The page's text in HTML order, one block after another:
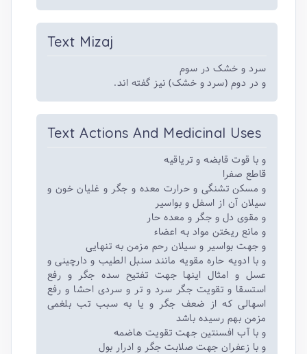
Text Mizaj
سرد و خشک در سوم
و در دوم (سرد و خشک) نیز گفته اند.
Text Actions And Medicinal Uses
و با قوت قابضه و تریاقیه
قاطع صفرا
و مسکن تشنگی و حرارت معده و جگر و غلیان خون و
سیلان آن از اسفل و بواسیر
و مقوی دل و جگر و معده حار
و مانع ریختن مواد به اعضاء
و جهت بواسیر و سیلان رحم مزمن به تنهایی
و با ادویه حاره مقویه مانند سنبل الطیب و دارچینی و
عسل و امثال اینها جهت تفتیح سده جگر و رفع
استسقا و تقویت جگر سرد و تر و سردی احشا و رفع
اسهالی که از ضعف جگر و یا به سبب تب بلغمی
مزمن بهم رسیده باشد
و با آب افسنتین جهت تقویت هاضمه
و با زعفران جهت صلابت جگر و ادرار بول